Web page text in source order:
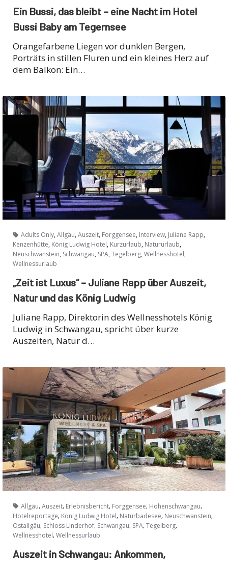
Ein Bussi, das bleibt – eine Nacht im Hotel
Bussi Baby am Tegernsee
Orangefarbene Liegen vor dunklen Bergen,
Porträts in stillen Fluren und ein kleines Herz auf
dem Balkon: Ein…
Adults Only, Allgäu, Auszeit, Forggensee, Interview, Juliane Rapp,
Kenzenhütte, König Ludwig Hotel, Kurzurlaub, Natururlaub,
Neuschwanstein, Schwangau, SPA, Tegelberg, Wellnesshotel,
Wellnessurlaub
„Zeit ist Luxus“ – Juliane Rapp über Auszeit,
Natur und das König Ludwig
Juliane Rapp, Direktorin des Wellnesshotels König
Ludwig in Schwangau, spricht über kurze
Auszeiten, Natur d…
Allgäu, Auszeit, Erlebnisbericht, Forggensee, Hohenschwangau,
Hotelreportage, König Ludwig Hotel, Naturbadesee, Neuschwanstein,
Ostallgäu, Schloss Linderhof, Schwangau, SPA, Tegelberg,
Wellnesshotel, Wellnessurlaub
Auszeit in Schwangau: Ankommen,